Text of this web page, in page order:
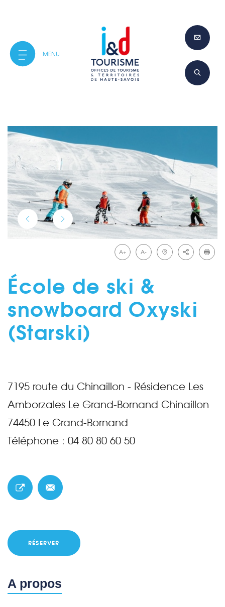
A+ A-
École de ski &
snowboard Oxyski
(Starski)
7195 route du Chinaillon - Résidence Les
Amborzales Le Grand-Bornand Chinaillon
74450 Le Grand-Bornand
Téléphone : 04 80 80 60 50
RÉSERVER
A propos